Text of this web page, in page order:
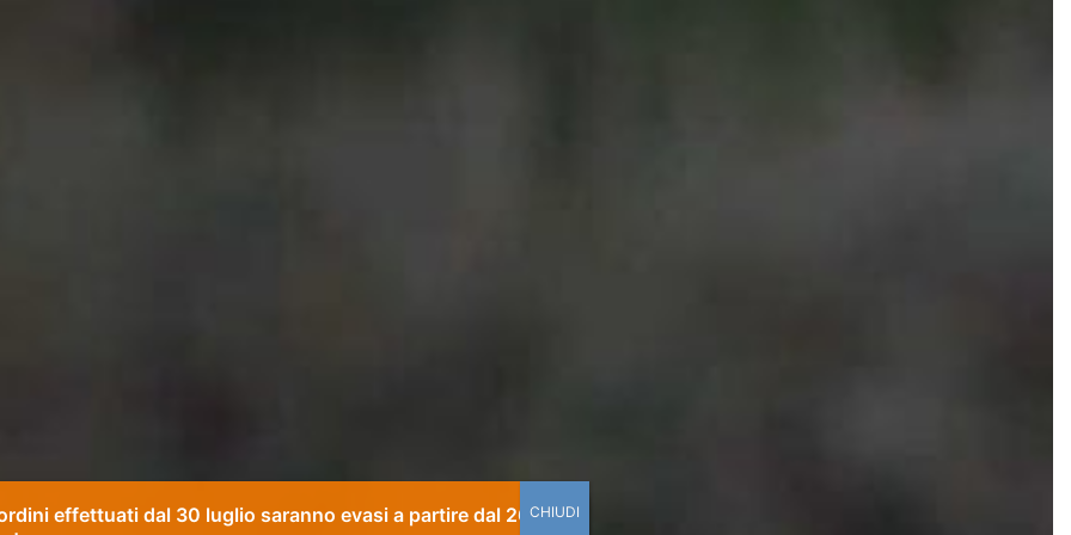
effettuati dal 30 luglio saranno evasi a partire dal 26CHIUDI